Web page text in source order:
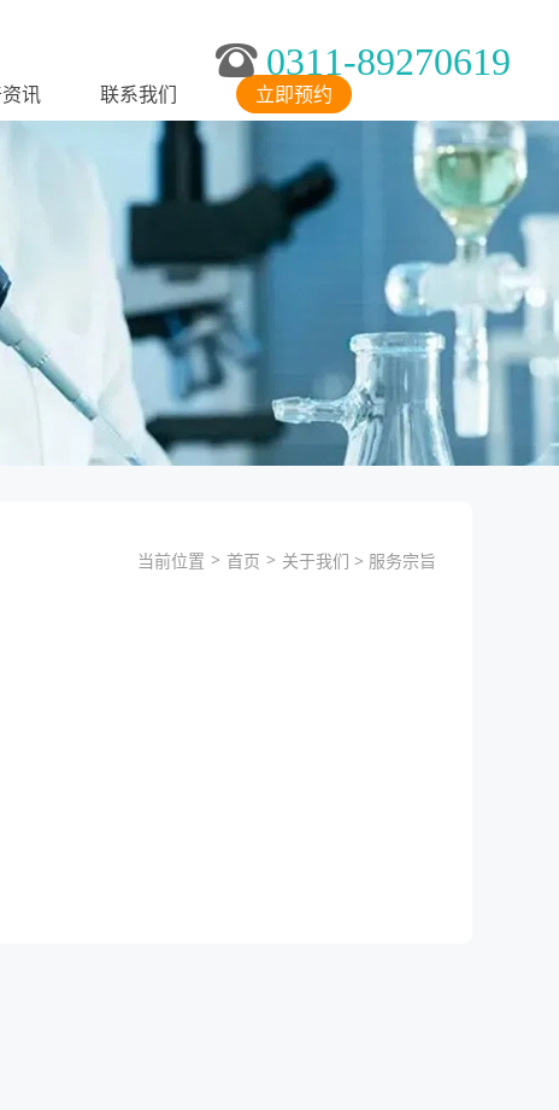
讯 联系我们 立即预约
0311-89270619
当前位置 > 首页 > 关于我们 > 服务宗旨